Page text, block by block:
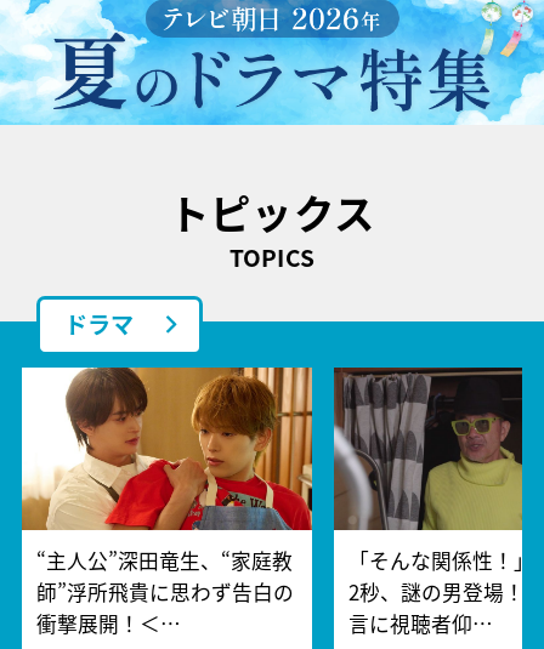
トピックス
TOPICS
ドラマ
“主人公”深田竜生、“家庭教
師”浮所飛貴に思わず告白の
衝撃展開！＜…
「そんな関係性！」
2秒、謎の男登場！
言に視聴者仰…